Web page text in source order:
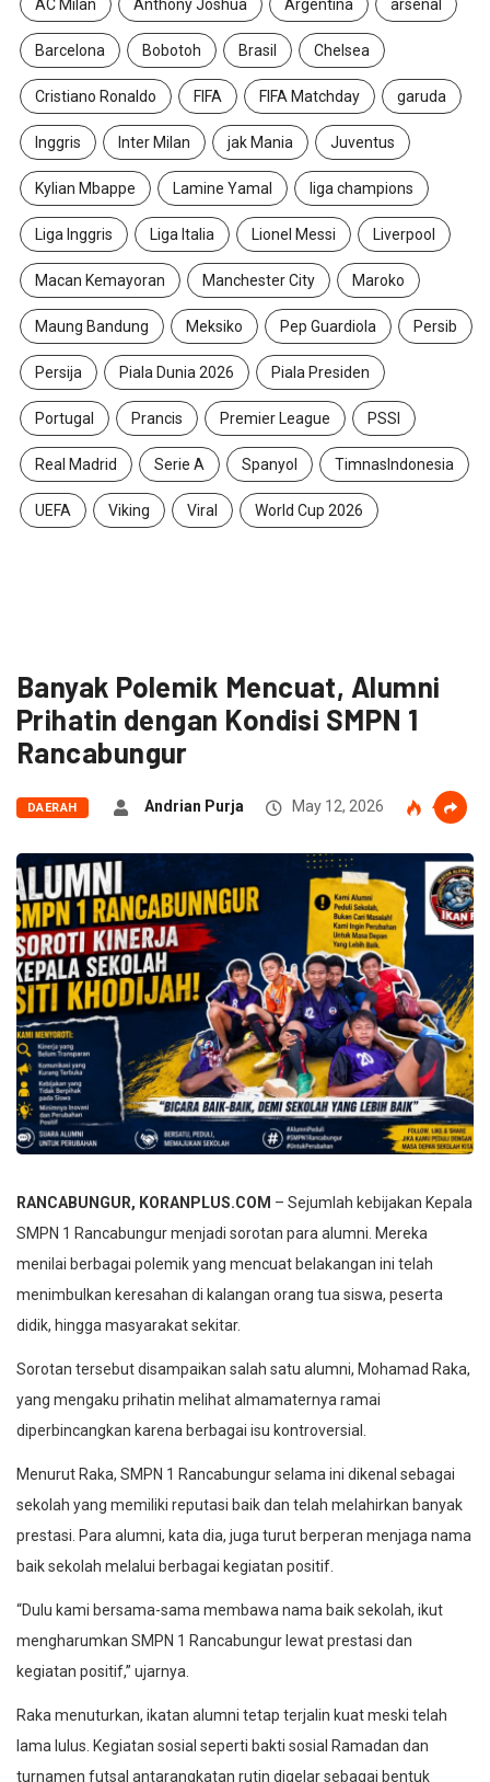
AC Milan Anthony Joshua Argentina arsenal
Barcelona Bobotoh Brasil Chelsea
Cristiano Ronaldo FIFA FIFA Matchday garuda
Inggris Inter Milan jak Mania Juventus
Kylian Mbappe Lamine Yamal liga champions
Liga Inggris Liga Italia Lionel Messi Liverpool
Macan Kemayoran Manchester City Maroko
Maung Bandung Meksiko Pep Guardiola Persib
Persija Piala Dunia 2026 Piala Presiden
Portugal Prancis Premier League PSSI
Real Madrid Serie A Spanyol TimnasIndonesia
UEFA Viking Viral World Cup 2026
Banyak Polemik Mencuat, Alumni
Prihatin dengan Kondisi SMPN 1
Rancabungur
DAERAH Andrian Purja May 12, 2026 40
RANCABUNGUR, KORANPLUS.COM – Sejumlah kebijakan Kepala
SMPN 1 Rancabungur menjadi sorotan para alumni. Mereka
menilai berbagai polemik yang mencuat belakangan ini telah
menimbulkan keresahan di kalangan orang tua siswa, peserta
didik, hingga masyarakat sekitar.
Sorotan tersebut disampaikan salah satu alumni, Mohamad Raka,
yang mengaku prihatin melihat almamaternya ramai
diperbincangkan karena berbagai isu kontroversial.
Menurut Raka, SMPN 1 Rancabungur selama ini dikenal sebagai
sekolah yang memiliki reputasi baik dan telah melahirkan banyak
prestasi. Para alumni, kata dia, juga turut berperan menjaga nama
baik sekolah melalui berbagai kegiatan positif.
“Dulu kami bersama-sama membawa nama baik sekolah, ikut
mengharumkan SMPN 1 Rancabungur lewat prestasi dan
kegiatan positif,” ujarnya.
Raka menuturkan, ikatan alumni tetap terjalin kuat meski telah
lama lulus. Kegiatan sosial seperti bakti sosial Ramadan dan
turnamen futsal antarangkatan rutin digelar sebagai bentuk